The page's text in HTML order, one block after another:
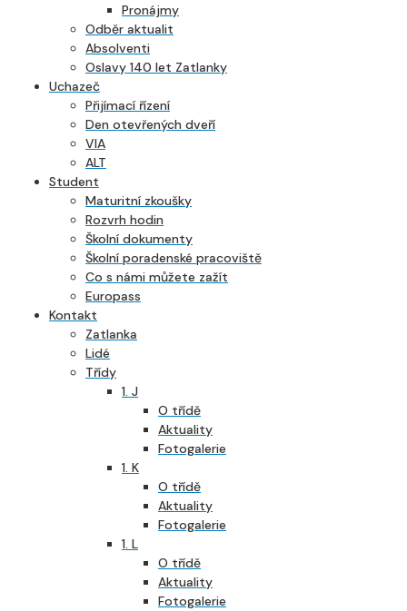
Pronájmy
Odběr aktualit
Absolventi
Oslavy 140 let Zatlanky
Uchazeč
Přijímací řízení
Den otevřených dveří
VIA
ALT
Student
Maturitní zkoušky
Rozvrh hodin
Školní dokumenty
Školní poradenské pracoviště
Co s námi můžete zažít
Europass
Kontakt
Zatlanka
Lidé
Třídy
1. J
O třídě
Aktuality
Fotogalerie
1. K
O třídě
Aktuality
Fotogalerie
1. L
O třídě
Aktuality
Fotogalerie